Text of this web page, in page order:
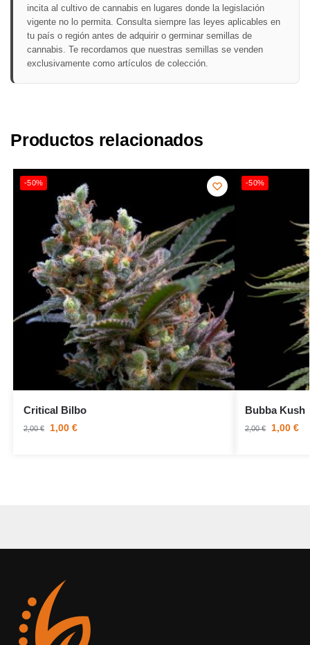
incita al cultivo de cannabis en lugares donde la legislación
vigente no lo permita. Consulta siempre las leyes aplicables en
tu país o región antes de adquirir o germinar semillas de
cannabis. Te recordamos que nuestras semillas se venden
exclusivamente como artículos de colección.
Productos relacionados
-50%
Critical Bilbo
2,00€ 1,00€
-50%
Bubba Kush
2,00€ 1,00€